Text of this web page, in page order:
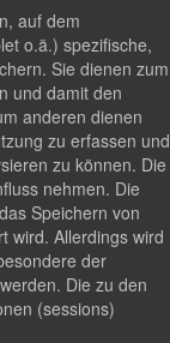
auf dem
o.ä.) spezifische,
Sie dienen zum
und damit den
anderen dienen
zu erfassen und
zu können. Die
nehmen. Die
Speichern von
wird. Allerdings wird
der
Die zu den
(sessions)